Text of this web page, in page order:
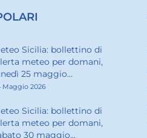
Sicilia: bollettino di
meteo per domani,
25 maggio...
Maggio 2026
Sicilia: bollettino di
meteo per domani,
30 maggio...